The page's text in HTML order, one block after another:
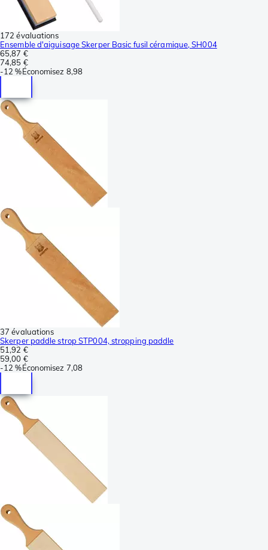
172 évaluations
Ensemble d'aiguisage Skerper Basic fusil céramique, SH004
65,87 €
74,85 €
-12 %Économisez 8,98
37 évaluations
Skerper paddle strop STP004, stropping paddle
51,92 €
59,00 €
-12 %Économisez 7,08